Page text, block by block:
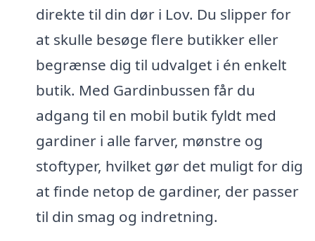
direkte til din dør i Lov. Du slipper for
at skulle besøge flere butikker eller
begrænse dig til udvalget i én enkelt
butik. Med Gardinbussen får du
adgang til en mobil butik fyldt med
gardiner i alle farver, mønstre og
stoftyper, hvilket gør det muligt for dig
at finde netop de gardiner, der passer
til din smag og indretning.